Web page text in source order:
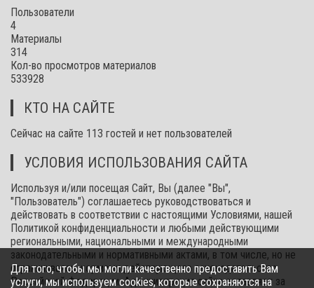
Пользователи
4
Материалы
314
Кол-во просмотров материалов
533928
КТО НА САЙТЕ
Сейчас на сайте 113 гостей и нет пользователей
УСЛОВИЯ ИСПОЛЬЗОВАНИЯ САЙТА
Используя и/или посещая Сайт, Вы (далее "Вы",
"Пользователь") соглашаетесь руководствоваться и
действовать в соответствии с настоящими Условиями, нашей
Политикой конфиденциальности и любыми действующими
региональными, национальными и международными
законодательными и нормативными актами, в том числе, но не
ограничиваясь, нормами действующего законодательства
Российской Федерации. Администрация сайта оставляет за
Для того, чтобы мы могли качественно предоставить Вам
услуги, мы используем cookies, которые сохраняются на